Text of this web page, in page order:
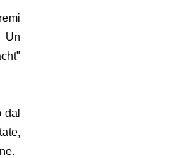
Un